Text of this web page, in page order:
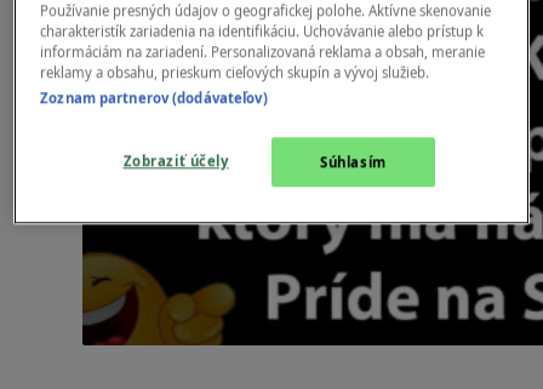
Používanie presných údajov o geografickej polohe. Aktívne skenovanie
charakteristík zariadenia na identifikáciu. Uchovávanie alebo prístup k
informáciám na zariadení. Personalizovaná reklama a obsah, meranie
reklamy a obsahu, prieskum cieľových skupín a vývoj služieb.
Zoznam partnerov (dodávateľov)
Súhlasím
Zobraziť účely